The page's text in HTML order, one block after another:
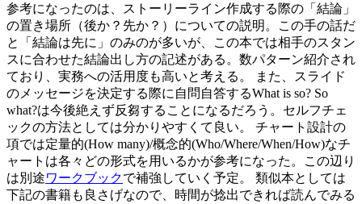
参考になったのは、ストーリーライン作成する際の「結論」
の置き場所（後か？先か？）についての説明。この手の話だ
と「結論は先に」のみのが多いが、この本では相手のスタン
スに合わせた結論出し方の記述がある。数パターン紹介され
ており、実務への活用度も高いと考える。 また、スライド
のメッセージを決定する際に自問自答するWhat is so? So
what?は今後絶えず反芻することになるだろう。セルフチェ
ックの方法としては分かりやすくて良い。 チャート設計の
項では定量的(How many)/概念的(Who/Where/When/How)なチ
ャートは各々どの形式を用いるかが参考になった。この辺り
は別途ワークブックで補強していく予定。 類似本としては
下記の書籍も良さげなので、時間が捻出できれば読んでみる